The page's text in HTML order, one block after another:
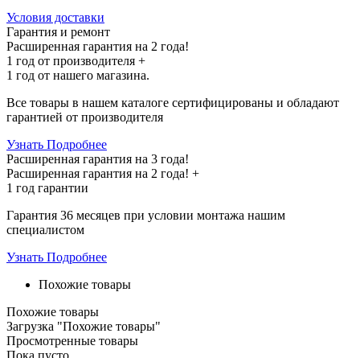
Условия доставки
Гарантия и ремонт
Расширенная гарантия на 2 года!
1 год от производителя +
1 год от нашего магазина.
Все товары в нашем каталоге сертифицированы и обладают
гарантией от производителя
Узнать Подробнее
Расширенная гарантия на 3 года!
Расширенная гарантия на 2 года! +
1 год гарантии
Гарантия 36 месяцев при условии монтажа нашим
специалистом
Узнать Подробнее
Похожие товары
Похожие товары
Загрузка "Похожие товары"
Просмотренные товары
Пока пусто